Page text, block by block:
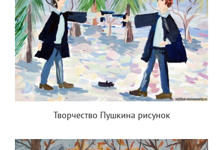
Творчество Пушкина рисунок